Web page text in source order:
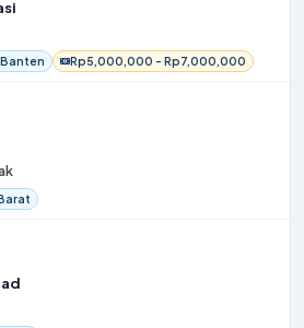
Rp5,000,000 - Rp7,000,000